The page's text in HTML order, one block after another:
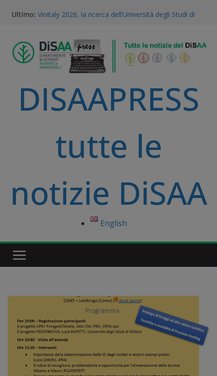
Ultimo: Vinitaly 2026, la ricerca dell’Università degli Studi di
Agroecologica: l’Unicità del Database AGROSUS
TEA, ricerca e proprietà intellettuale: l’expertise
scientifico della Statale di Milano al convegno
nazionale dell’Accademia dei Georgofili
Europeo è una svolta per la ricerca e l’agricoltura
sostenibile
A Volta Mantovana nasce il Mantua PSID, il primo
DISAAPRESS
tutte le
notizie DiSAA
English